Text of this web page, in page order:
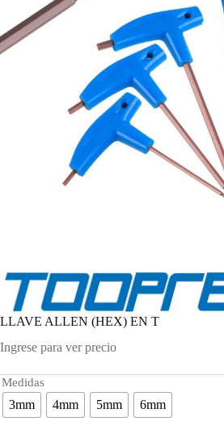
LLAVE ALLEN (HEX) EN T
Ingrese para ver precio
Medidas
3mm 4mm 5mm 6mm